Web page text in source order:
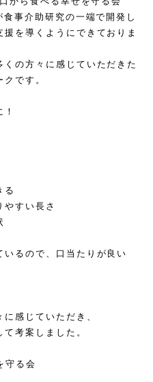
事介助研究の一端で開発し
を導くようにできておりま
の方々に感じていただきた
です。
る
やすい長さ
いるので、口当たりが良い
感じていただき、
考案しました。
守る会